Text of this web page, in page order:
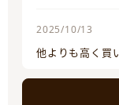
2025/10/13
他よりも高く買